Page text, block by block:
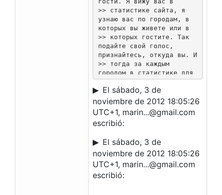
>> статистике сайта, я
узнаю вас по городам, в
которых вы живете или в
>> которых гостите. Так
подайте свой голос,
признайтесь, откуда вы. И
>> тогда за каждым
городом в статистике для
меня будет стоять
настоящее
>> имя.
>
El sábado, 3 de
noviembre de 2012 18:05:26
UTC+1, marin...@gmail.com
escribió:
El sábado, 3 de
noviembre de 2012 18:05:26
UTC+1, marin...@gmail.com
escribió: